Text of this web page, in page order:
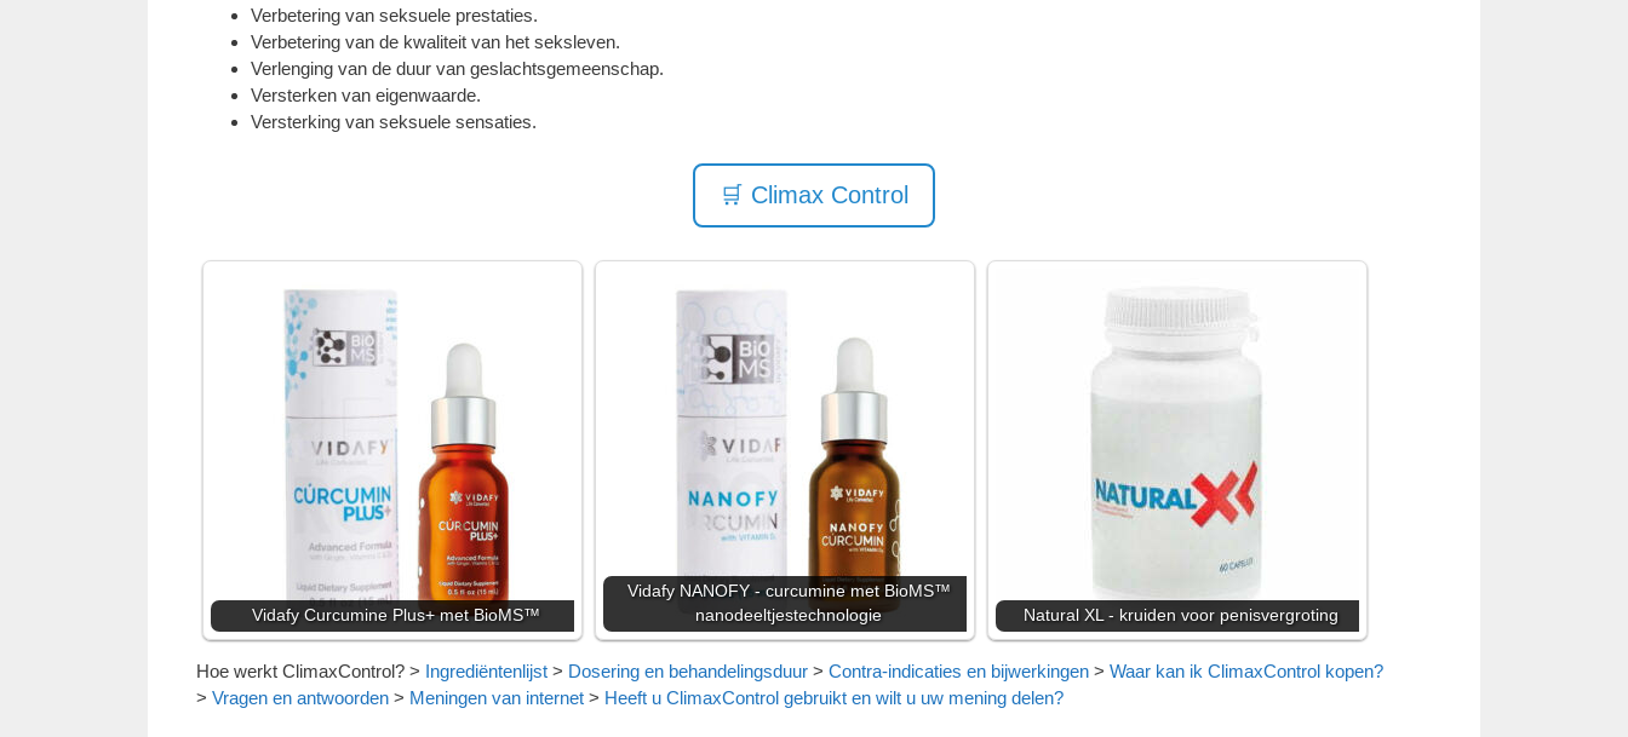
Verbetering van seksuele prestaties.
Verbetering van de kwaliteit van het seksleven.
Verlenging van de duur van geslachtsgemeenschap.
Versterken van eigenwaarde.
Versterking van seksuele sensaties.
🛒 Climax Control
Vidafy Curcumine Plus+ met BioMS™
Vidafy NANOFY - curcumine met BioMS™
nanodeeltjestechnologie
Natural XL - kruiden voor penisvergroting
Hoe werkt ClimaxControl? > Ingrediëntenlijst > Dosering en behandelingsduur > Contra-indicaties en bijwerkingen > Waar kan ik ClimaxControl kopen?
> Vragen en antwoorden > Meningen van internet > Heeft u ClimaxControl gebruikt en wilt u uw mening delen?